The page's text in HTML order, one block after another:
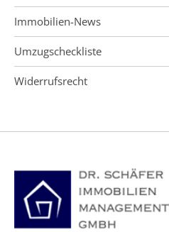
Immobilien-News
Umzugscheckliste
Widerrufsrecht